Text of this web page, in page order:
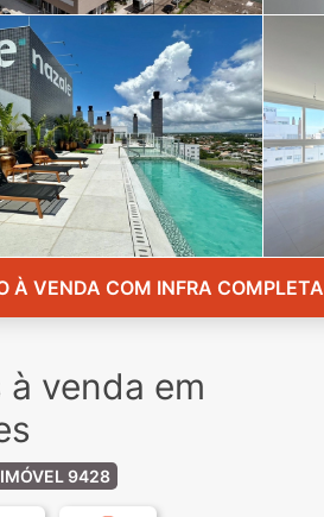
À VENDA COM INFRA COMPLETA
venda em
IMÓVEL 9428